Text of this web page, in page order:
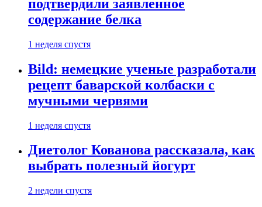
подтвердили заявленное
содержание белка
1 неделя спустя
Bild: немецкие ученые разработали
рецепт баварской колбаски с
мучными червями
1 неделя спустя
Диетолог Кованова рассказала, как
выбрать полезный йогурт
2 недели спустя